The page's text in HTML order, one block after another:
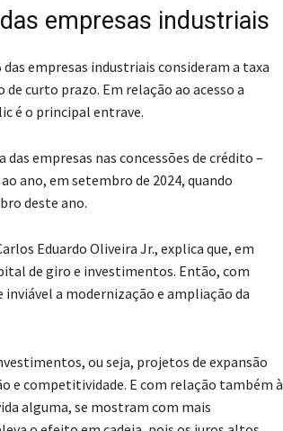
empresas industriais
empresas industriais consideram a taxa
curto prazo. Em relação ao acesso a
é o principal entrave.
empresas nas concessões de crédito –
ano, em setembro de 2024, quando
deste ano.
Eduardo Oliveira Jr., explica que, em
de giro e investimentos. Então, com
a modernização e ampliação da
ou seja, projetos de expansão
e competitividade. E com relação também à
alguma, se mostram com mais